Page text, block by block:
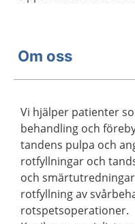
Om oss
Vi hjälper patienter
behandling och
tandens pulpa och
rotfyllningar och
och
rotfyllning av
rotspetsoperationer.